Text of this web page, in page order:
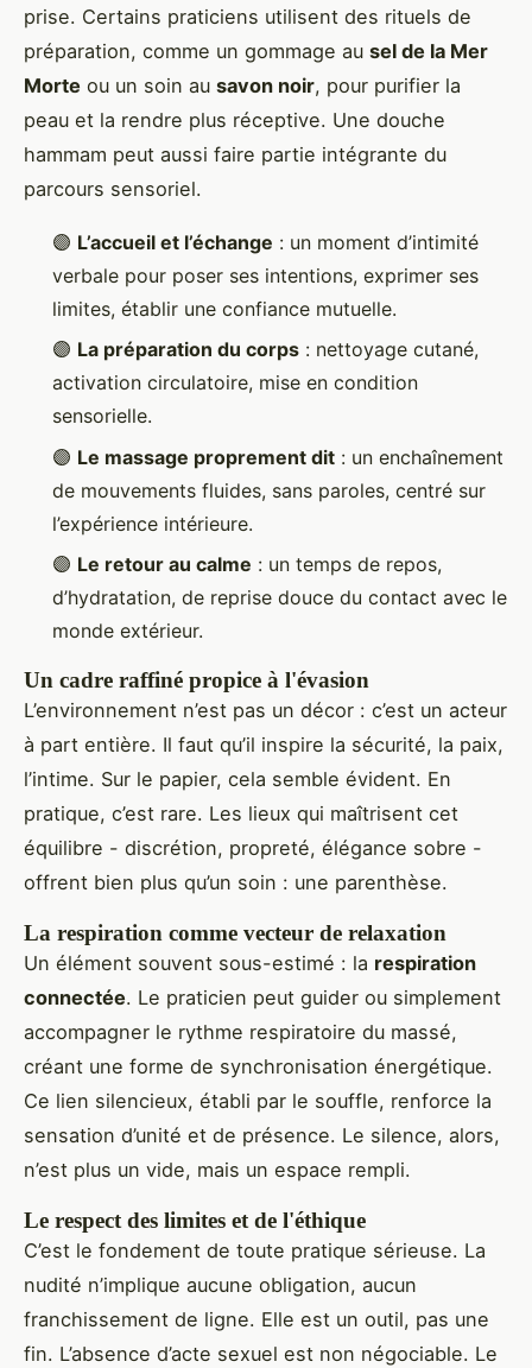
prise. Certains praticiens utilisent des rituels de
préparation, comme un gommage au sel de la Mer
Morte ou un soin au savon noir, pour purifier la
peau et la rendre plus réceptive. Une douche
hammam peut aussi faire partie intégrante du
parcours sensoriel.
🟣 L’accueil et l’échange : un moment d’intimité
verbale pour poser ses intentions, exprimer ses
limites, établir une confiance mutuelle.
🟣 La préparation du corps : nettoyage cutané,
activation circulatoire, mise en condition
sensorielle.
🟣 Le massage proprement dit : un enchaînement
de mouvements fluides, sans paroles, centré sur
l’expérience intérieure.
🟣 Le retour au calme : un temps de repos,
d’hydratation, de reprise douce du contact avec le
monde extérieur.
Un cadre raffiné propice à l'évasion
L’environnement n’est pas un décor : c’est un acteur
à part entière. Il faut qu’il inspire la sécurité, la paix,
l’intime. Sur le papier, cela semble évident. En
pratique, c’est rare. Les lieux qui maîtrisent cet
équilibre - discrétion, propreté, élégance sobre -
offrent bien plus qu’un soin : une parenthèse.
La respiration comme vecteur de relaxation
Un élément souvent sous-estimé : la respiration
connectée. Le praticien peut guider ou simplement
accompagner le rythme respiratoire du massé,
créant une forme de synchronisation énergétique.
Ce lien silencieux, établi par le souffle, renforce la
sensation d’unité et de présence. Le silence, alors,
n’est plus un vide, mais un espace rempli.
Le respect des limites et de l'éthique
C’est le fondement de toute pratique sérieuse. La
nudité n’implique aucune obligation, aucun
franchissement de ligne. Elle est un outil, pas une
fin. L’absence d’acte sexuel est non négociable. Le